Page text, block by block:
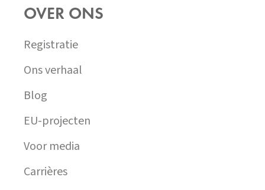
OVER ONS
Registratie
Ons verhaal
Blog
EU-projecten
Voor media
Carrières